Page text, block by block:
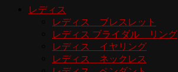
レディス
レディス ブレスレット
レディス ブライダル リング
レディス イヤリング
レディス ネックレス